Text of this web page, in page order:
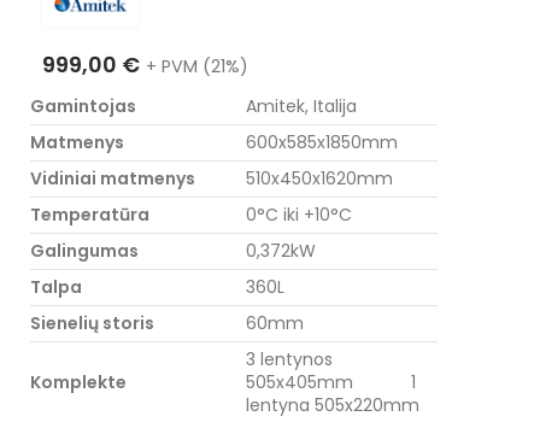
999,00 € + PVM (21%)
Gamintojas
Amitek, Italija
Matmenys
600x585x1850mm
Vidiniai matmenys
510x450x1620mm
Temperatūra
0°C iki +10°C
Galingumas
0,372kW
Talpa
360L
Sienelių storis
60mm
Komplekte
3 lentynos
505x405mm 1
lentyna 505x220mm